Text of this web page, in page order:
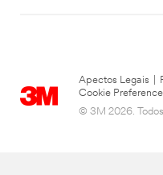
Apectos Legais
Cookie
© 3M 2026. Todos